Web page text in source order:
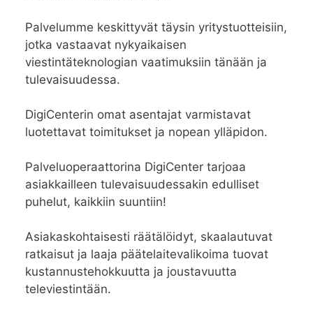
Palvelumme keskittyvät täysin yritystuotteisiin,
jotka vastaavat nykyaikaisen
viestintäteknologian vaatimuksiin tänään ja
tulevaisuudessa.
DigiCenterin omat asentajat varmistavat
luotettavat toimitukset ja nopean ylläpidon.
Palveluoperaattorina DigiCenter tarjoaa
asiakkailleen tulevaisuudessakin edulliset
puhelut, kaikkiin suuntiin!
Asiakaskohtaisesti räätälöidyt, skaalautuvat
ratkaisut ja laaja päätelaitevalikoima tuovat
kustannustehokkuutta ja joustavuutta
televiestintään.